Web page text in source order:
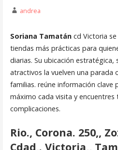
andrea
Soriana Tamatán cd Victoria
tiendas más prácticas para
diarias. Su ubicación estratégica,
atractivos la vuelven una parada
familias. reúne información clave
máximo cada visita y
complicaciones.
Rio., Corona. 250,,
Cdad,. Victoria,,